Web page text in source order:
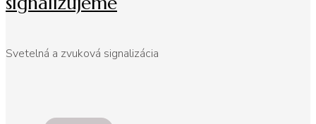
Svetelná a zvuková signalizácia